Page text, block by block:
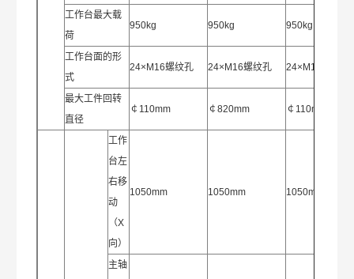
工作台最大载
荷
950kg 950kg 950kg
工作台面的形
式
24×M16螺纹孔 24×M16螺纹孔 24×M16螺纹孔
最大工件回转
直径
￠110mm ￠820mm ￠110mm
工作
台左
右移
动
（X
向）
1050mm 1050mm 1050mm
主轴